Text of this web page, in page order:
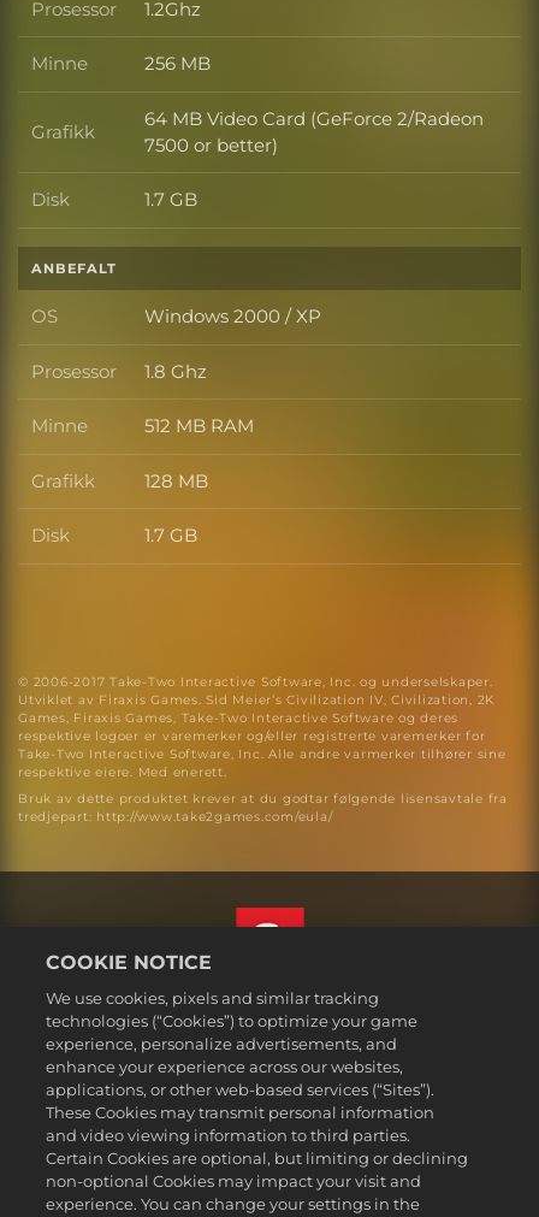
Prosessor Prosessor
1.2Ghz
Minne Minne
256 MB
Grafikk Grafikk
64 MB Video Card (GeForce 2/Radeon
7500 or better)
Disk Disk
1.7 GB
ANBEFALT
OS OS
Windows 2000 / XP
Prosessor Prosessor
1.8 Ghz
Minne Minne
512 MB RAM
Grafikk Grafikk
128 MB
Disk Disk
1.7 GB
© 2006-2017 Take-Two Interactive Software, Inc. og underselskaper.
Utviklet av Firaxis Games. Sid Meier’s Civilization IV, Civilization, 2K
Games, Firaxis Games, Take-Two Interactive Software og deres
respektive logoer er varemerker og/eller registrerte varemerker for
Take-Two Interactive Software, Inc. Alle andre varmerker tilhører sine
respektive eiere. Med enerett.
Bruk av dette produktet krever at du godtar følgende lisensavtale fra
tredjepart: http://www.take2games.com/eula/
Juridisk
Personvernerklæring
Retningslinjer for bruk av informasjonskapsler
Hjelp
Ikke selg eller del mine personlige opplysningere
Order Lookup & Refunds
Norsk
COOKIE NOTICE
We use cookies, pixels and similar tracking
technologies (“Cookies”) to optimize your game
experience, personalize advertisements, and
enhance your experience across our websites,
applications, or other web-based services (“Sites”).
These Cookies may transmit personal information
and video viewing information to third parties.
Certain Cookies are optional, but limiting or declining
non-optional Cookies may impact your visit and
experience. You can change your settings in the